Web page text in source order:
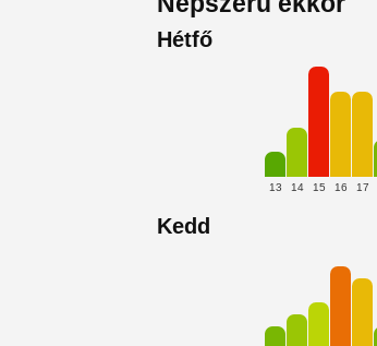
Hétfő
13 14 15 16 17
Kedd